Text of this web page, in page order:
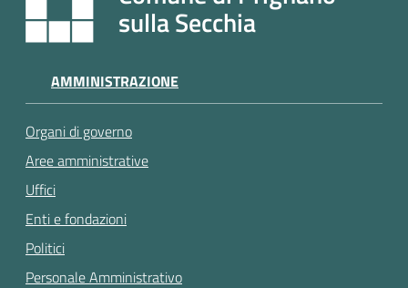
a
p
t
a
m
e
n
t
o
sulla Secchia
AMMINISTRAZIONE
Organi di governo
Aree amministrative
Uffici
Enti e fondazioni
Politici
Personale Amministrativo